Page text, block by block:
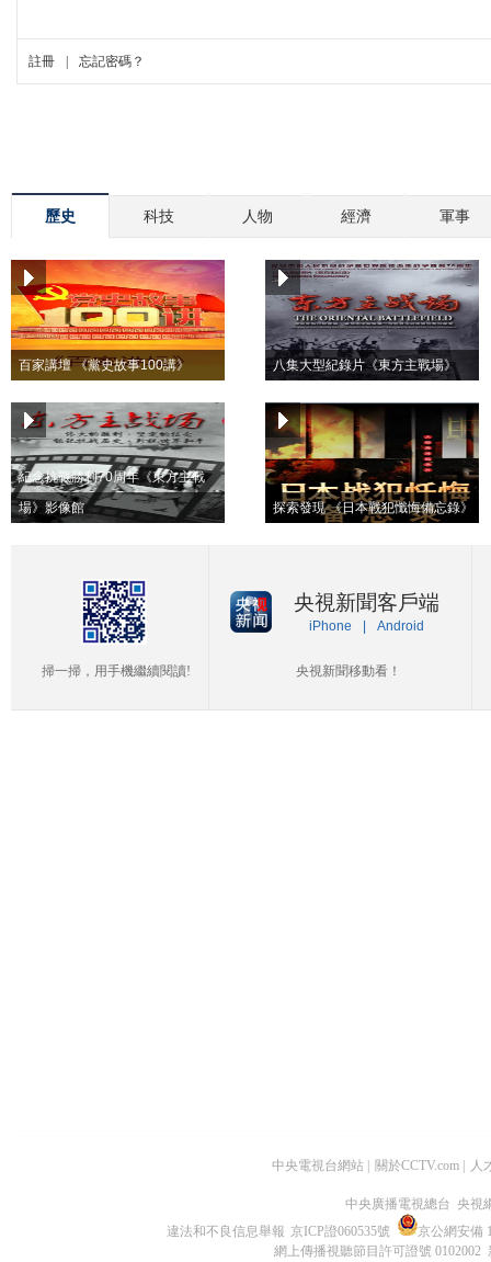
歷史 科技 人物 經濟 軍事
百家講壇 《黨史故事100講》 八集大型紀錄片《東方主戰場》
紀念抗戰勝利70周年《東方主戰
場》影像館
探索發現 《日本戰犯懺悔備忘錄》
掃一掃，用手機繼續閱讀!
央視新聞客戶端
iPhone Android
央視新聞移動看！
中央電視台網站 關於CCTV.com 人
中央廣播電視總台 央視
違法和不良信息舉報 京ICP證060535號
京公網安備
網上傳播視聽節目許可證號 0102002